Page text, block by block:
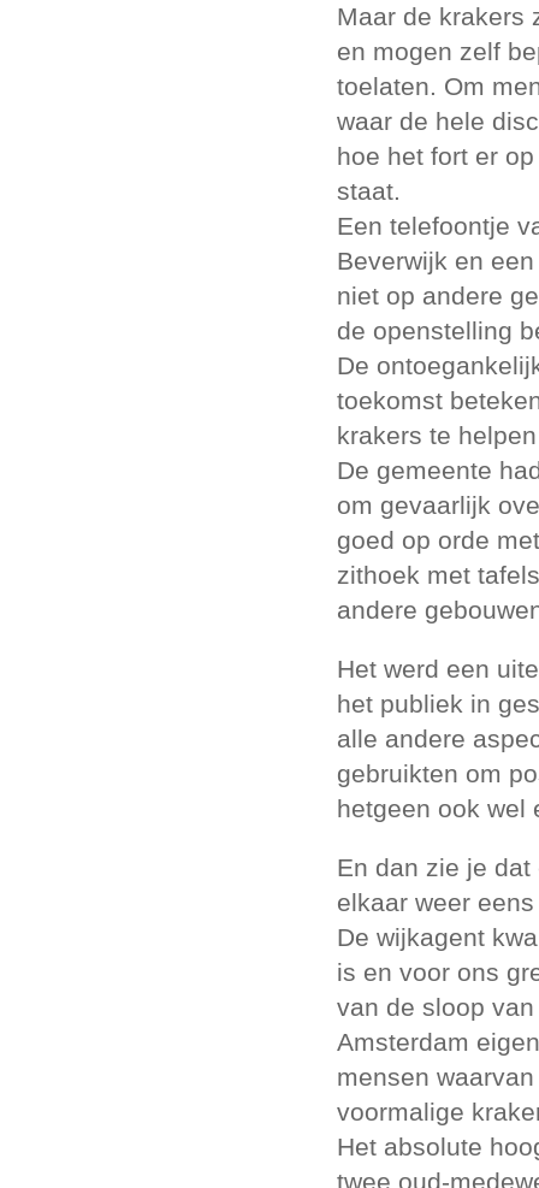
Maar de krakers
en mogen zelf
toelaten. Om
waar de hele
hoe het fort er
staat.
Een telefoontje
Beverwijk en
niet op andere
de openstelling
De
toekomst
krakers te
De gemeente
om gevaarlijk
goed op orde
zithoek met
andere
Het werd een
het publiek in
alle andere
gebruikten om
hetgeen ook wel
En dan zie je
elkaar weer
De wijkagent
is en voor ons
van de sloop
Amsterdam
mensen
voormalige
Het absolute
twee oud-